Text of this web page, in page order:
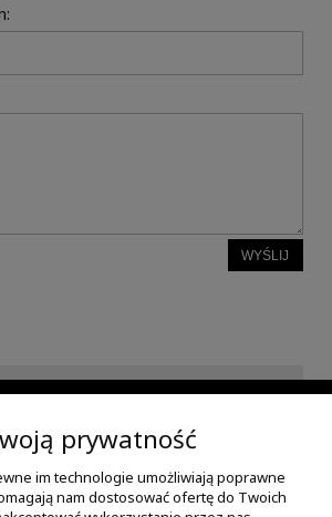
WYŚLIJ
POMOC
prywatność
im technologie umożliwiają poprawne
nam dostosować ofertę do Twoich